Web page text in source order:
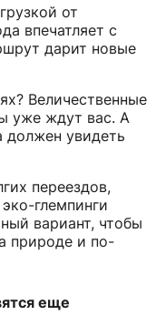
от
впечатляет с
дарит новые
Величественные
уже ждут вас. А
должен увидеть
переездов,
глемпинги
вариант, чтобы
природе и по-
еще